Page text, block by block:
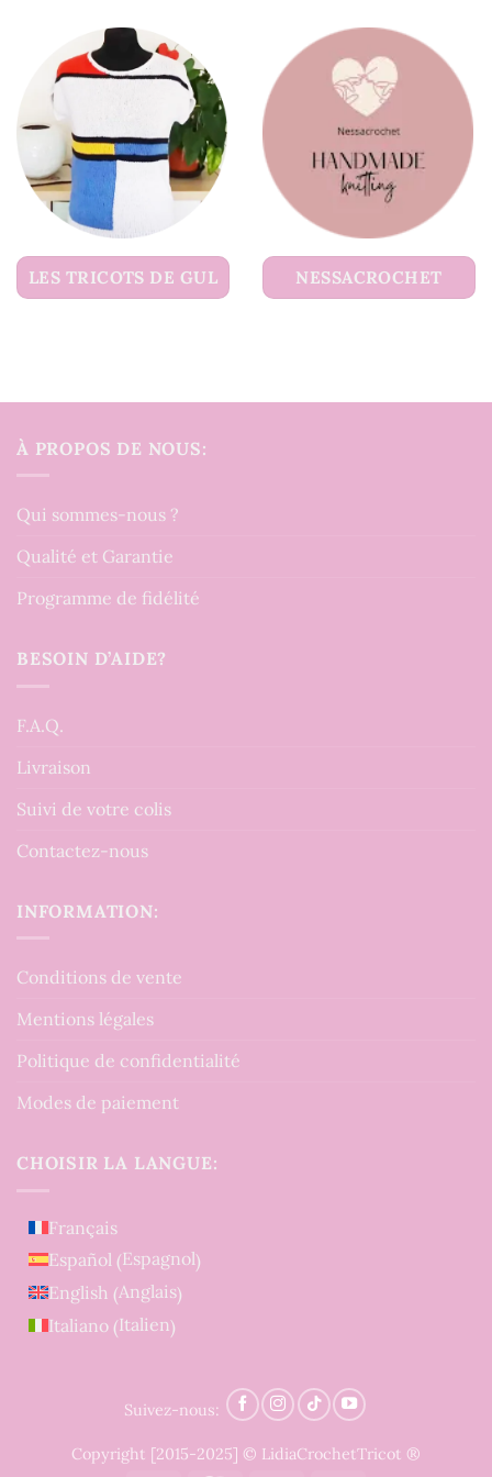
LES TRICOTS DE GUL NESSACROCHET
À PROPOS DE NOUS:
Qui sommes-nous ?
Qualité et Garantie
Programme de fidélité
BESOIN D’AIDE?
F.A.Q.
Livraison
Suivi de votre colis
Contactez-nous
INFORMATION:
Conditions de vente
Mentions légales
Politique de confidentialité
Modes de paiement
CHOISIR LA LANGUE:
Français
Español (Espagnol)
English (Anglais)
Italiano (Italien)
Suivez-nous:
Copyright [2015-2025] © LidiaCrochetTricot ®